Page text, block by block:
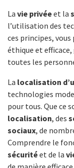
La vie privéeet la
l’utilisation des
ces principes,
éthique et
toutes les
La localisation
technologies
pour tous. Que ce
localisation, des
sociaux, de
Comprendre le
sécuritéet de la